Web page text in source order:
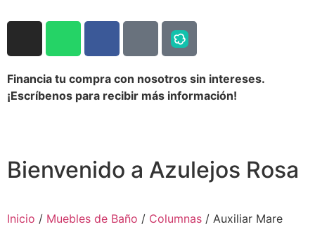
Financia tu compra con nosotros sin intereses.
¡Escríbenos para recibir más información!
Bienvenido a Azulejos Rosa
Inicio / Muebles de Baño / Columnas / Auxiliar Mare